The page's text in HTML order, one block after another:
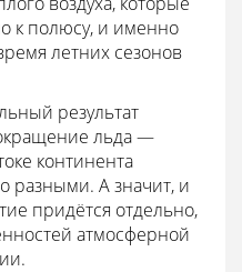
к полюсу, и именно
летних сезонов
результат
льда —
континента
разными. А значит, и
придётся отдельно,
атмосферной